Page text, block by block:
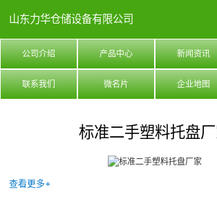
山东力华仓储设备有限公司
公司介绍 产品中心 新闻资讯
联系我们 微名片 企业地图
标准二手塑料托盘
查看更多+